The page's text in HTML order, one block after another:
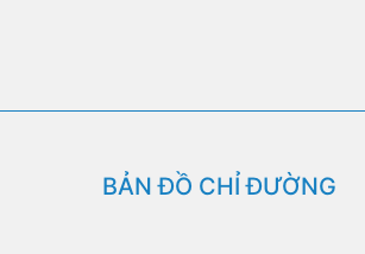
BẢN ĐỒ CHỈ ĐƯỜNG